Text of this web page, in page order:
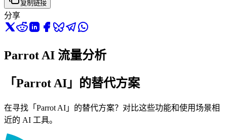
复制链接
分享
Parrot AI 流量分析
「Parrot AI」的替代方案
在寻找「Parrot AI」的替代方案？对比这些功能和使用场景相
近的 AI 工具。